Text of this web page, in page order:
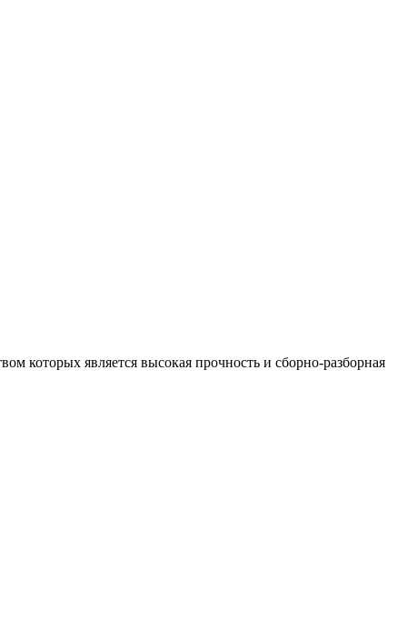
которых является высокая прочность и сборно-разборная